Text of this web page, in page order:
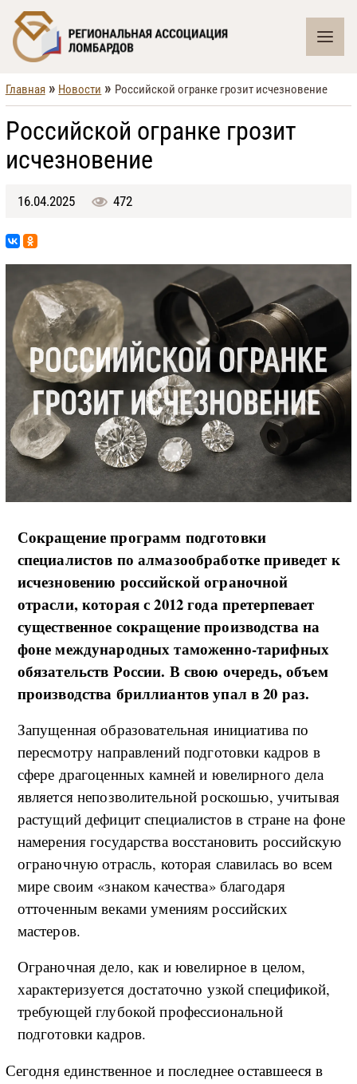
Главная » Новости » Российской огранке грозит исчезновение
Российской огранке грозит
исчезновение
16.04.2025 472
Сокращение программ подготовки
специалистов по алмазообработке приведет к
исчезновению российской ограночной
отрасли, которая с 2012 года претерпевает
существенное сокращение производства на
фоне международных таможенно-тарифных
обязательств России. В свою очередь, объем
производства бриллиантов упал в 20 раз.
Запущенная образовательная инициатива по
пересмотру направлений подготовки кадров в
сфере драгоценных камней и ювелирного дела
является непозволительной роскошью, учитывая
растущий дефицит специалистов в стране на фоне
намерения государства восстановить российскую
ограночную отрасль, которая славилась во всем
мире своим «знаком качества» благодаря
отточенным веками умениям российских
мастеров.
Ограночная дело, как и ювелирное в целом,
характеризуется достаточно узкой спецификой,
требующей глубокой профессиональной
подготовки кадров.
Сегодня единственное и последнее оставшееся в